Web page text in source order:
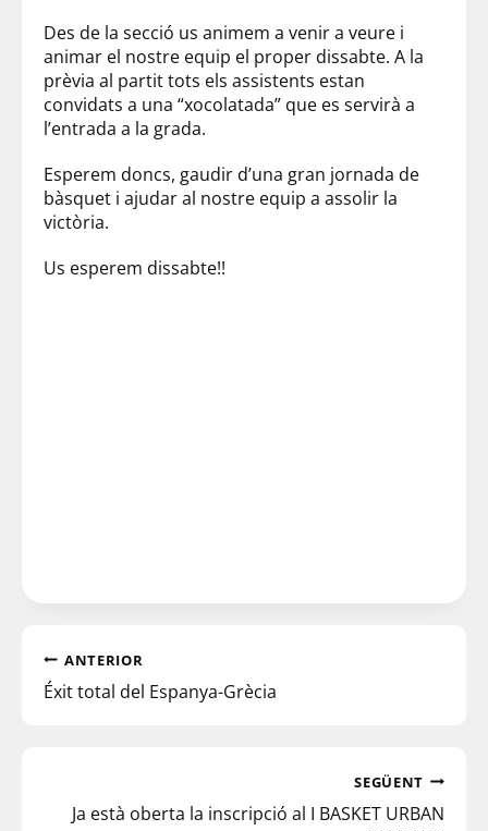
Des de la secció us animem a venir a veure i
animar el nostre equip el proper dissabte. A la
prèvia al partit tots els assistents estan
convidats a una “xocolatada” que es servirà a
l’entrada a la grada.
Esperem doncs, gaudir d’una gran jornada de
bàsquet i ajudar al nostre equip a assolir la
victòria.
Us esperem dissabte!!
ANTERIOR
Éxit total del Espanya-Grècia
SEGÜENT
Ja està oberta la inscripció al I BASKET URBAN